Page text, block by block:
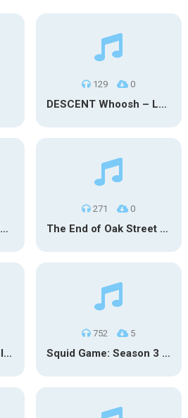
129 0
DESCENT Whoosh – Long
Futari No Kimochi (OST Inuyasha)
271 0
The End of Oak Street Trailer
HUNTR/X – Golden (Glowin’ Version)
752 5
Squid Game: Season 3 | Final Games